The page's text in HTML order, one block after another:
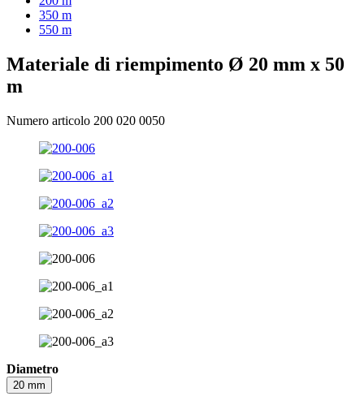
350 m
550 m
Materiale di riempimento Ø 20 mm x 50
m
Numero articolo 200 020 0050
Diametro
20 mm